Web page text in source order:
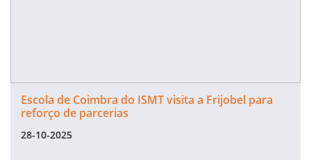
Escola de Coimbra do ISMT visita a Frijobel para
reforço de parcerias
28-10-2025